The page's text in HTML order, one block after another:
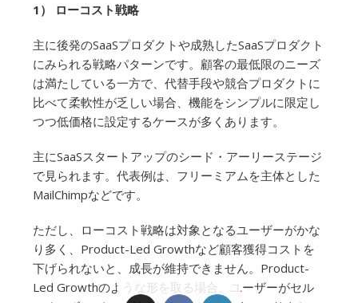
1） ローコスト戦略
主に後発のSaaSプロダクトや成熟したSaaSプロダクト
にみられる戦略パターンです。顧客の最低限のニーズ
は満たしている一方で、代替手段や競合プロダクトに
比べて柔軟性が乏しい場合、機能をシンプルに限定し
つつ低価格に設定するケースが多くあります。
主にSaaSスタートアップのシード・アーリーステージ
で見られます。代表例は、フリーミアムを主体とした
MailChimpなどです。
ただし、ローコスト戦略は対象となるユーザーがかな
り多く、Product-Led Growthなど顧客獲得コストを
下げられないと、成長が維持できません。Product-
Led Growthのような形を取る場合、ユーザーがセル